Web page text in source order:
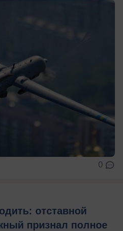
0
отставной
признал полное